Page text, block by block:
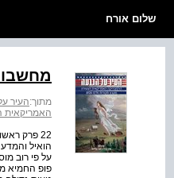
שלום אורח
מתוך:העיר
האמריקאית
22 פרק
הואיל
על פי רוב